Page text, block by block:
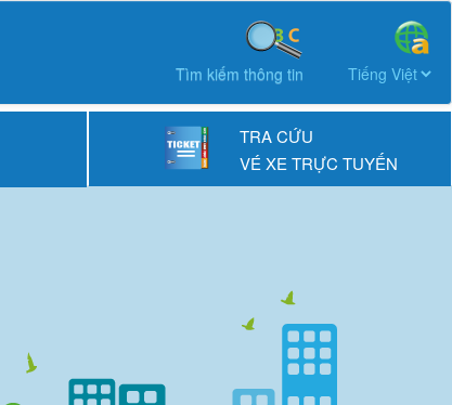
Tìm kiếm thông tin
TRA CỨU
VÉ XE TRỰC TUYẾN